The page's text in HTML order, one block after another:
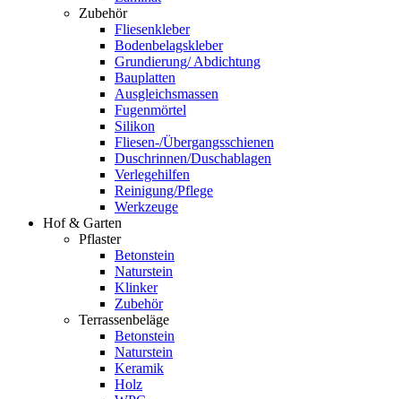
Zubehör
Fliesenkleber
Bodenbelagskleber
Grundierung/ Abdichtung
Bauplatten
Ausgleichsmassen
Fugenmörtel
Silikon
Fliesen-/Übergangsschienen
Duschrinnen/Duschablagen
Verlegehilfen
Reinigung/Pflege
Werkzeuge
Hof & Garten
Pflaster
Betonstein
Naturstein
Klinker
Zubehör
Terrassenbeläge
Betonstein
Naturstein
Keramik
Holz